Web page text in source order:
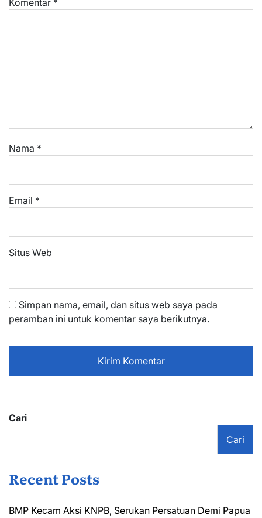
Komentar *
Nama *
Email *
Situs Web
Simpan nama, email, dan situs web saya pada
peramban ini untuk komentar saya berikutnya.
Cari
Cari
Recent Posts
BMP Kecam Aksi KNPB, Serukan Persatuan Demi Papua